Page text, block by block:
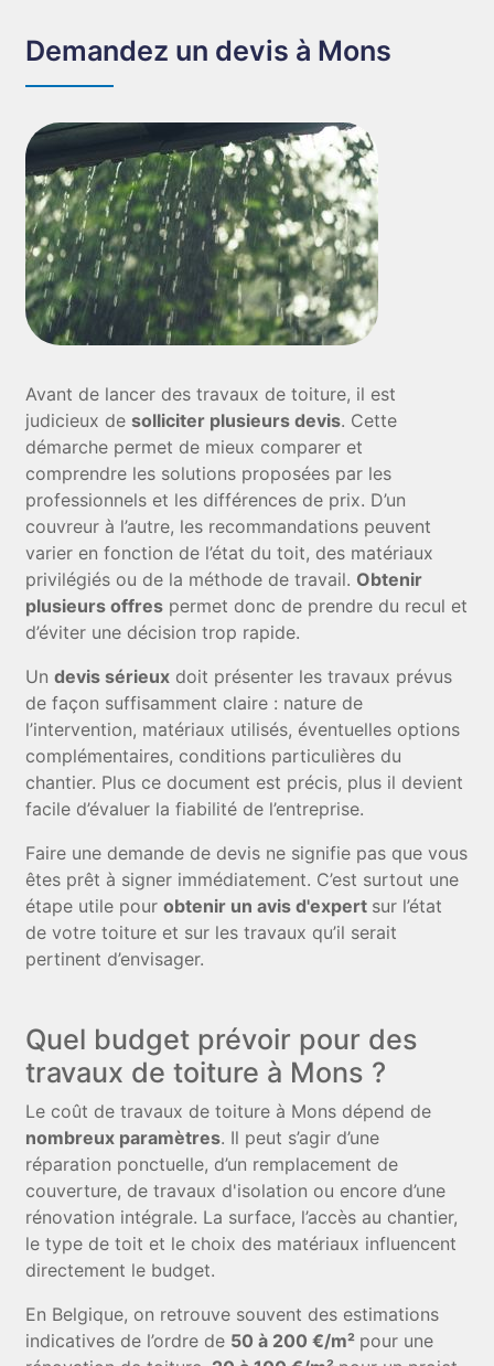
Demandez un devis à Mons
Avant de lancer des travaux de toiture, il est
judicieux desolliciter plusieurs devis. Cette
démarche permet de mieux comparer et
comprendre les solutions proposées par les
professionnels et les différences de prix. D’un
couvreur à l’autre, les recommandations peuvent
varier en fonction de l’état du toit, des matériaux
privilégiés ou de la méthode de travail. Obtenir
plusieurs offres permet donc de prendre du recul et
d’éviter une décision trop rapide.
Undevis sérieux doit présenter les travaux prévus
de façon suffisamment claire : nature de
l’intervention, matériaux utilisés, éventuelles options
complémentaires, conditions particulières du
chantier. Plus ce document est précis, plus il devient
facile d’évaluer la fiabilité de l’entreprise.
Faire une demande de devis ne signifie pas que vous
êtes prêt à signer immédiatement. C’est surtout une
étape utile pourobtenir un avis d'expert sur l’état
de votre toiture et sur les travaux qu’il serait
pertinent d’envisager.
Quel budget prévoir pour des
travaux de toiture à Mons ?
Le coût de travaux de toiture à Mons dépend de
nombreux paramètres. Il peut s’agir d’une
réparation ponctuelle, d’un remplacement de
couverture, de travaux d'isolation ou encore d’une
rénovation intégrale. La surface, l’accès au chantier,
le type de toit et le choix des matériaux influencent
directement le budget.
En Belgique, on retrouve souvent des estimations
indicatives de l’ordre de 50 à 200 €/m² pour une